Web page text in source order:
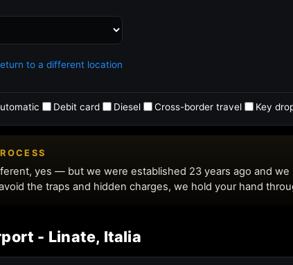
- Linate, Italia